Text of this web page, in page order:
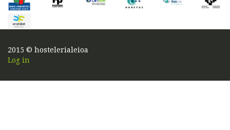
2015 © hostelerialeioa
Log in